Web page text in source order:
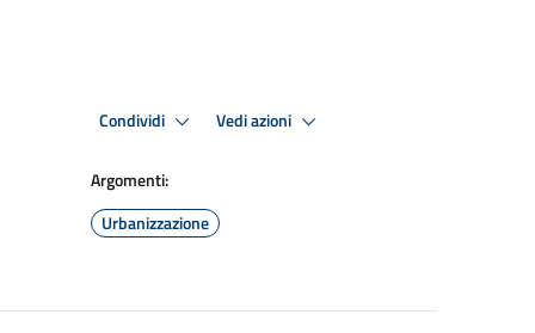
Condividi Vedi azioni
Argomenti:
Urbanizzazione